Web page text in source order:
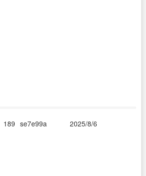
189 se7e99a 2025/8/6